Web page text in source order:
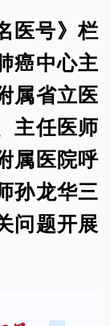
医号》栏
癌中心主
属省立医
主任医师
属医院呼
孙龙华三
问题开展